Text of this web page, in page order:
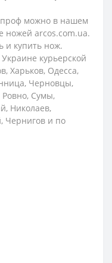
можно в нашем
ножей arcos.com.ua.
и купить нож.
курьерской
Харьков, Одесса,
Черновцы,
Ровно, Сумы,
Николаев,
Чернигов и по